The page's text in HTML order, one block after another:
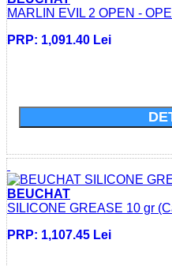
MARLIN EVIL 2
PRP: 1,091.40 Lei
BEUCHAT
SILICONE GREASE 10 gr
PRP: 1,107.45 Lei